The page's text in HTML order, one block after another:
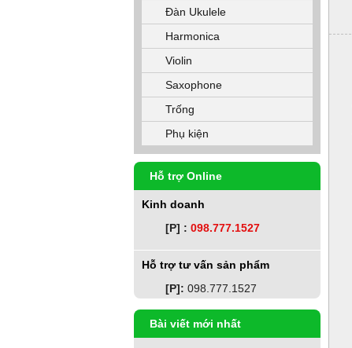
Đàn Ukulele
Harmonica
Violin
Saxophone
Trống
Phụ kiện
Hỗ trợ Online
Kinh doanh
[P] : 098.777.1527
Hỗ trợ tư vấn sản phẩm
[P]: 098.777.1527
Bài viết mới nhất